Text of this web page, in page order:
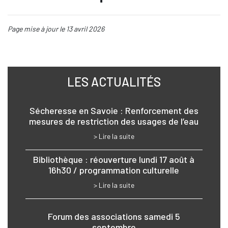
Page mise à jour le 13 avril 2026
LES ACTUALITÉS
Sécheresse en Savoie : Renforcement des
mesures de restriction des usages de l’eau
> Lire la suite
Bibliothèque : réouverture lundi 17 août à
16h30 / programmation culturelle
> Lire la suite
Forum des associations samedi 5